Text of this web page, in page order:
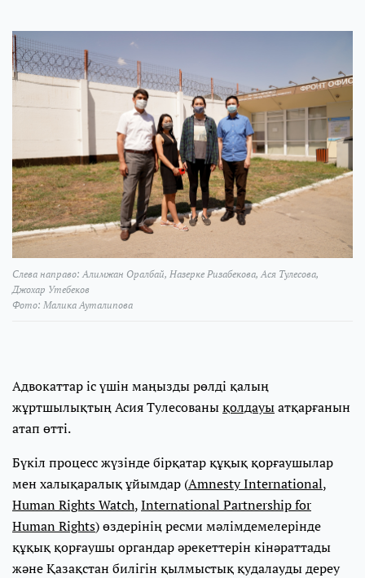
Слева направо: Алимжан Оралбай, Назерке Ризабекова, Ася Тулесова,
Джохар Утебеков
Фото: Малика Ауталипова
Адвокаттар іс үшін маңызды рөлді қалың
жұртшылықтың Асия Тулесованықолдауыатқарғанын
атап өтті.
Бүкіл процесс жүзінде бірқатар құқық қорғаушылар
мен халықаралық ұйымдар (Amnesty International,
Human Rights Watch,International Partnership for
Human Rights) өздерінің ресми мәлімдемелерінде
құқық қорғаушы органдар әрекеттерін кінәраттады
және Қазақстан билігін қылмыстық қудалауды дереу